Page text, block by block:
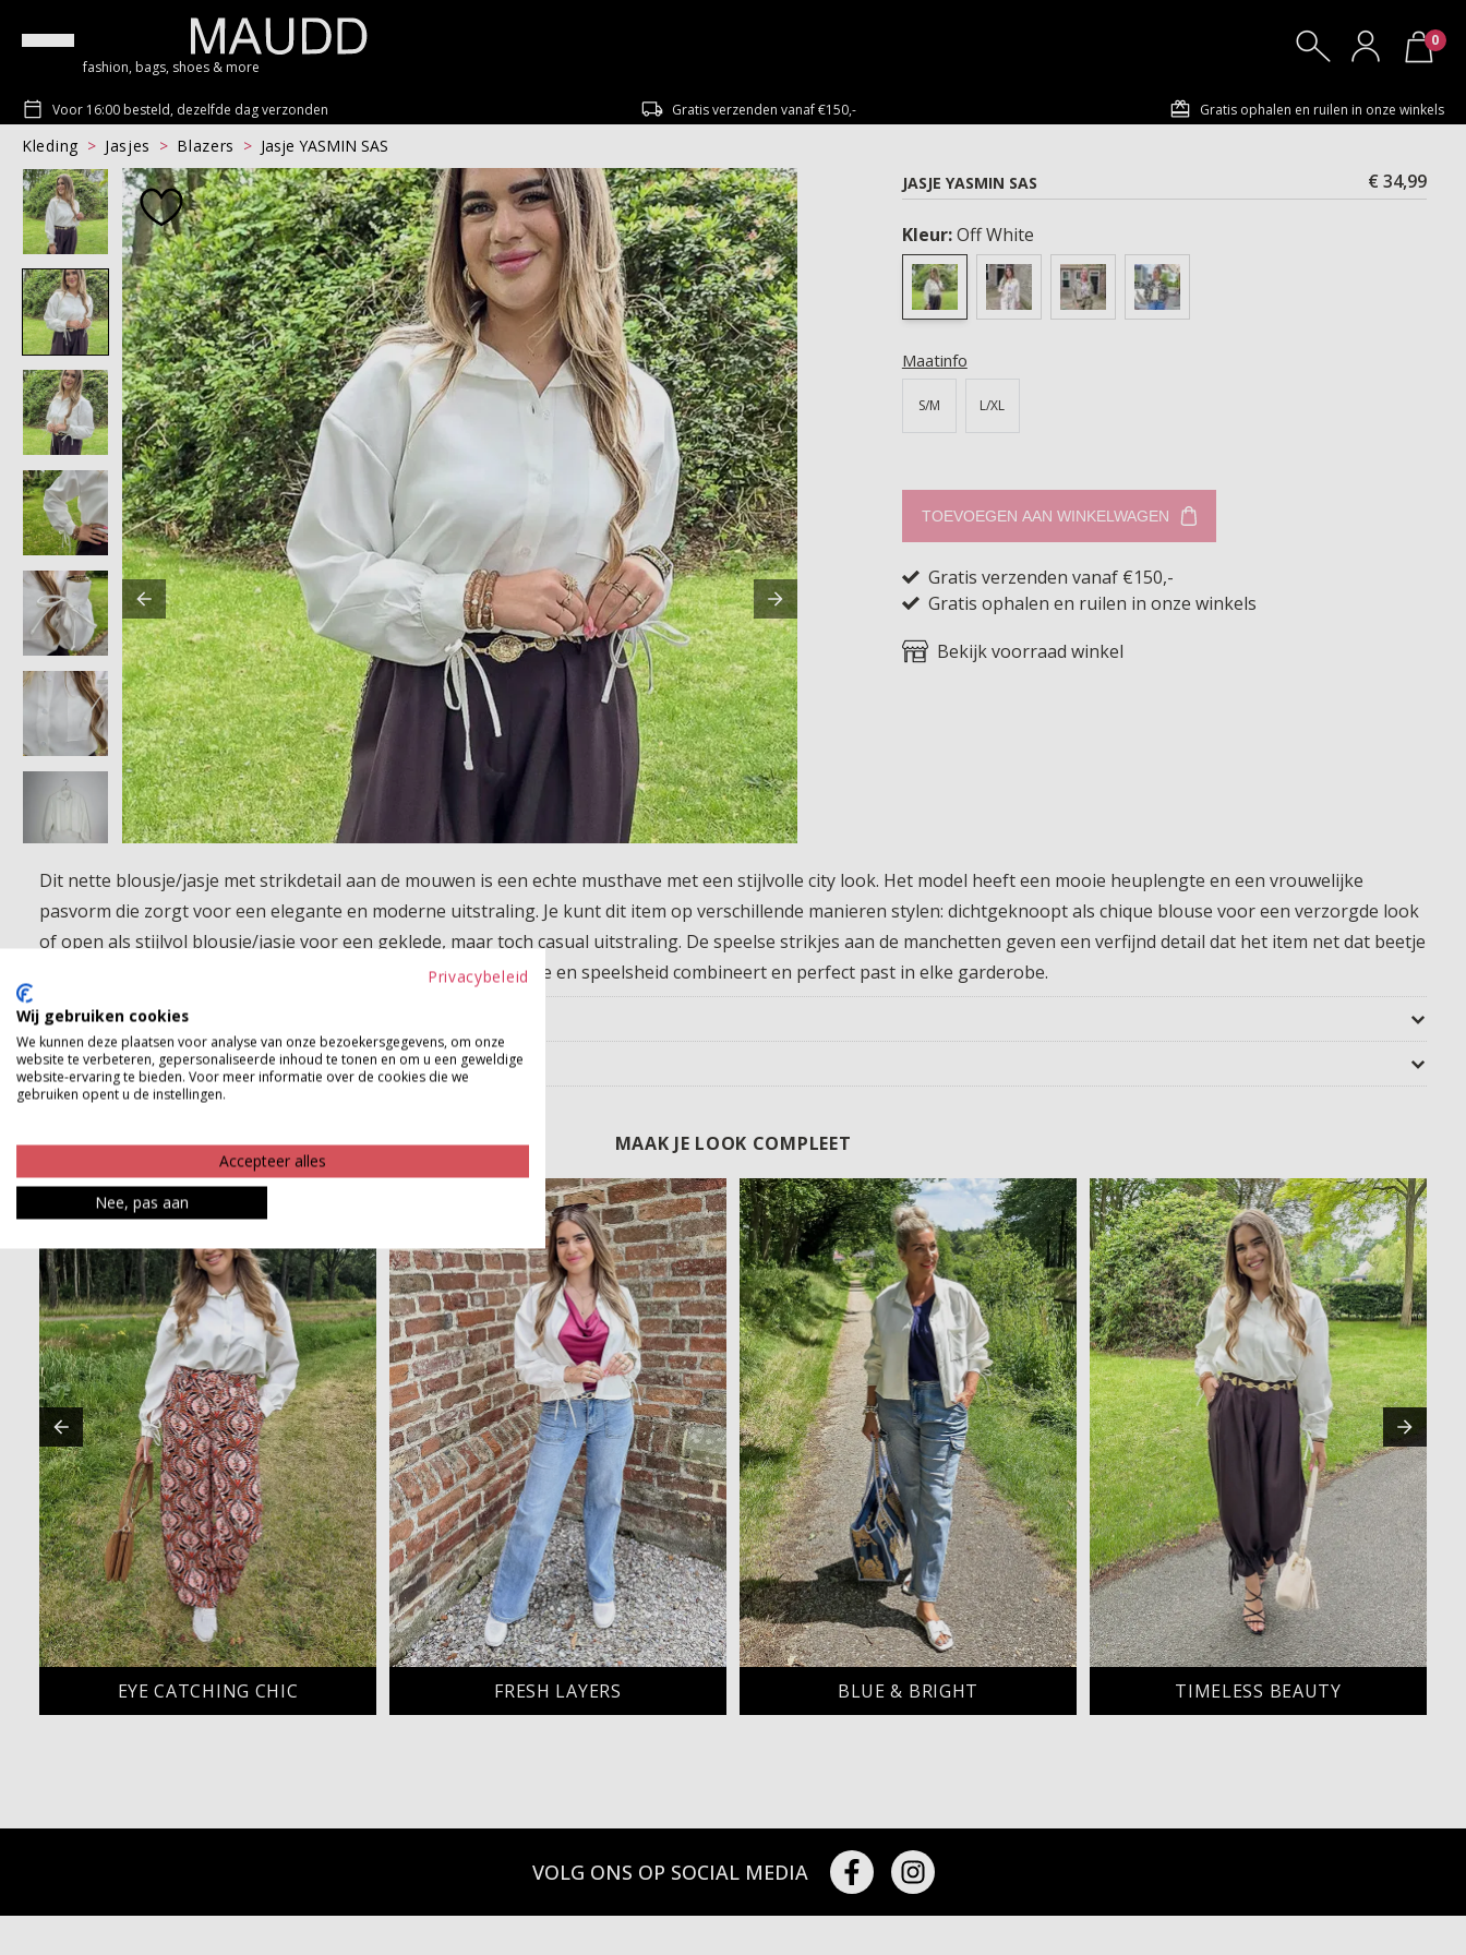
fashion, bags, shoes & more
0
Voor 16:00 besteld, dezelfde dag verzonden Gratis verzenden vanaf €150,- Gratis ophalen en ruilen in onze winkels
Kleding Jasjes Blazers
Jasje YASMIN SAS
JASJE YASMIN SAS
€ 34,99
Kleur:Off White
Maatinfo
S/M L/XL
TOEVOEGEN AAN WINKELWAGEN
Gratis verzenden vanaf €150,-
Gratis ophalen en ruilen in onze winkels
Bekijk voorraad winkel
Dit nette blousje/jasje met strikdetail aan de mouwen is een echte musthave met een stijlvolle city look. Het model heeft een mooie heuplengte en een vrouwelijke
pasvorm die zorgt voor een elegante en moderne uitstraling. Je kunt dit item op verschillende manieren stylen: dichtgeknoopt als chique blouse voor een verzorgde look
of open als stijlvol blousje/jasje voor een geklede, maar toch casual uitstraling. De speelse strikjes aan de manchetten geven een verfijnd detail dat het item net dat beetje
extra geeft. Een veelzijdig en stijlvol item dat moeiteloos klasse en speelsheid combineert en perfect past in elke garderobe.
Product kenmerken
Betaalinformatie
MAAK JE LOOK COMPLEET
EYE CATCHING CHIC FRESH LAYERS BLUE & BRIGHT TIMELESS BEAUTY
VOLG ONS OP SOCIAL MEDIA
Privacybeleid
Wij gebruiken cookies
We kunnen deze plaatsen voor analyse van onze bezoekersgegevens, om onze
website te verbeteren, gepersonaliseerde inhoud te tonen en om u een geweldige
website-ervaring te bieden. Voor meer informatie over de cookies die we
gebruiken opent u de instellingen.
Accepteer alles
Nee, pas aan